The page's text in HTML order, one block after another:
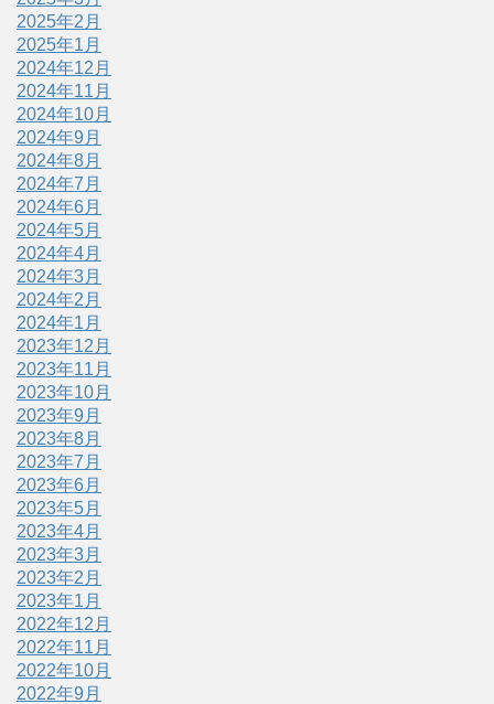
2025年2月
2025年1月
2024年12月
2024年11月
2024年10月
2024年9月
2024年8月
2024年7月
2024年6月
2024年5月
2024年4月
2024年3月
2024年2月
2024年1月
2023年12月
2023年11月
2023年10月
2023年9月
2023年8月
2023年7月
2023年6月
2023年5月
2023年4月
2023年3月
2023年2月
2023年1月
2022年12月
2022年11月
2022年10月
2022年9月